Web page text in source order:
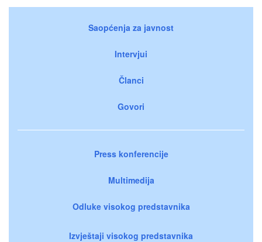
Saopćenja za javnost
Intervjui
Članci
Govori
Press konferencije
Multimedija
Odluke visokog predstavnika
Izvještaji visokog predstavnika